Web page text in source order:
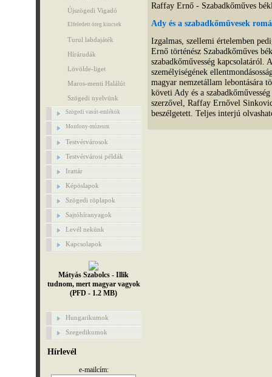
Újszögedi Vigadó
Elfeledett öreg kincsek
Turul labdajáték
Hírárudák
Lövölde-liget
Maros-menti Halálút
Szögedi nyelvünk
Szögedi vasút-emlékök
Mozdony-múzeum
Testvérvárosok
Testvérvárosi példák
Irattár
Képöslapok
Szögedi röplapok
Sajtóhíranyagok
Levél nekünk
Kapcsolapok
Mátyás Szabolcs - Illik
tudnom, mert magyar vagyok
(PFD - 1.2 MB)
Hungarikumok
Szegedikumok
Hírlevél
e-mailcím:
Raffay Ernő - Szabadkőműves
Ady és a szabadkőművesek
Izgalmas, szellemi értelemben
Ernő történész Szabadkőműves
szabadkőművesség kapcsolatáról.
személyiségének
magyar nemzetállam lebontására
követi Ady és a
szerzővel, Raffay Ernővel
beszélgetett. Teljes interjú